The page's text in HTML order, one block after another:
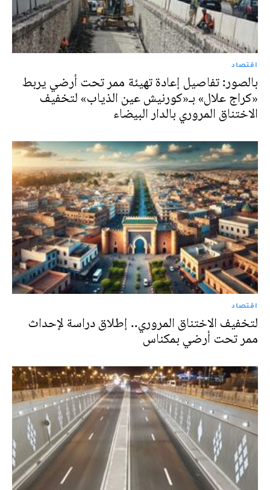
اقتصاد
بالصور: تفاصيل إعادة تهيئة ممر تحت أرضي يربط
«كراج علال» بـ«كورنيش عين الذياب» لتخفيف
الاختناق المروري بالدار البيضاء
اقتصاد
لتخفيف الاختناق المروري.. إطلاق دراسة لإحداث
ممر تحت أرضي بمكناس‎